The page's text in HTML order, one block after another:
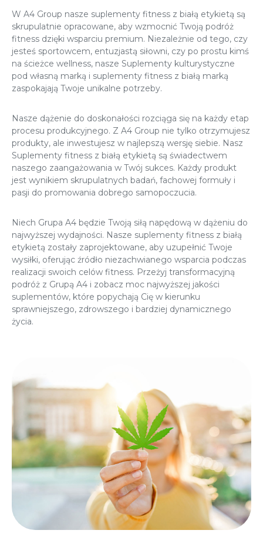
W A4 Group nasze suplementy fitness z białą etykietą są
skrupulatnie opracowane, aby wzmocnić Twoją podróż
fitness dzięki wsparciu premium. Niezależnie od tego, czy
jesteś sportowcem, entuzjastą siłowni, czy po prostu kimś
na ścieżce wellness, nasze Suplementy kulturystyczne
pod własną marką i suplementy fitness z białą marką
zaspokajają Twoje unikalne potrzeby.
Nasze dążenie do doskonałości rozciąga się na każdy etap
procesu produkcyjnego. Z A4 Group nie tylko otrzymujesz
produkty, ale inwestujesz w najlepszą wersję siebie. Nasz
Suplementy fitness z białą etykietą są świadectwem
naszego zaangażowania w Twój sukces. Każdy produkt
jest wynikiem skrupulatnych badań, fachowej formuły i
pasji do promowania dobrego samopoczucia.
Niech Grupa A4 będzie Twoją siłą napędową w dążeniu do
najwyższej wydajności. Nasze suplementy fitness z białą
etykietą zostały zaprojektowane, aby uzupełnić Twoje
wysiłki, oferując źródło niezachwianego wsparcia podczas
realizacji swoich celów fitness. Przeżyj transformacyjną
podróż z Grupą A4 i zobacz moc najwyższej jakości
suplementów, które popychają Cię w kierunku
sprawniejszego, zdrowszego i bardziej dynamicznego
życia.